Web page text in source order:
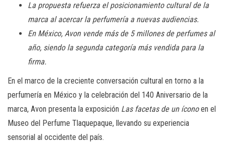
La propuesta refuerza el posicionamiento cultural de la
marca al acercar la perfumería a nuevas audiencias.
En México, Avon vende más de 5 millones de perfumes al
año, siendo la segunda categoría más vendida para la
firma.
En el marco de la creciente conversación cultural en torno a la
perfumería en México y la celebración del 140 Aniversario de la
marca, Avon presenta la exposición Las facetas de un íconoen el
Museo del Perfume Tlaquepaque, llevando su experiencia
sensorial al occidente del país.